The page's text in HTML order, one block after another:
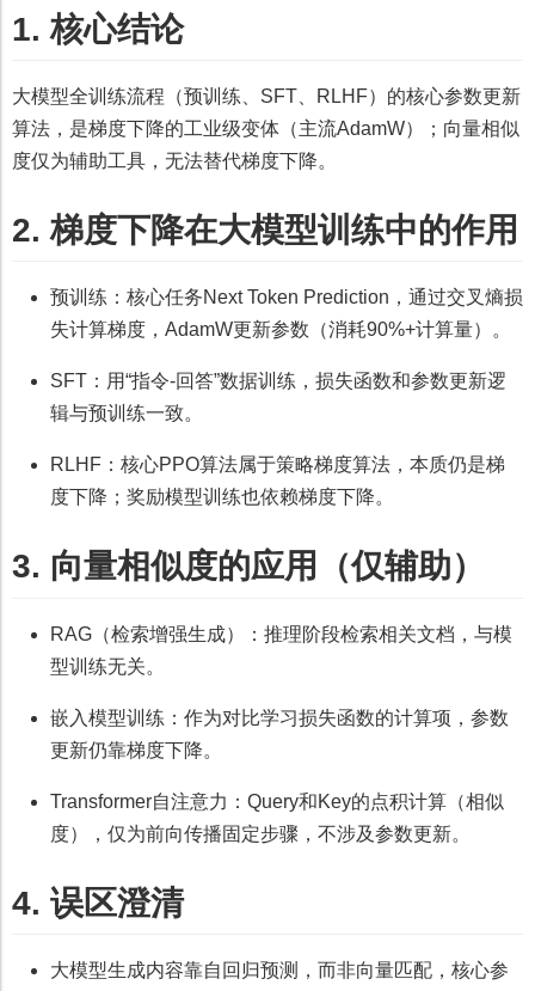
1. 核心结论
大模型全训练流程（预训练、SFT、RLHF）的核心参数更新
算法，是梯度下降的工业级变体（主流AdamW）；向量相似
度仅为辅助工具，无法替代梯度下降。
2. 梯度下降在大模型训练中的作用
预训练：核心任务Next Token Prediction，通过交叉熵损
失计算梯度，AdamW更新参数（消耗90%+计算量）。
SFT：用“指令-回答”数据训练，损失函数和参数更新逻
辑与预训练一致。
RLHF：核心PPO算法属于策略梯度算法，本质仍是梯
度下降；奖励模型训练也依赖梯度下降。
3. 向量相似度的应用（仅辅助）
RAG（检索增强生成）：推理阶段检索相关文档，与模
型训练无关。
嵌入模型训练：作为对比学习损失函数的计算项，参数
更新仍靠梯度下降。
Transformer自注意力：Query和Key的点积计算（相似
度），仅为前向传播固定步骤，不涉及参数更新。
4. 误区澄清
大模型生成内容靠自回归预测，而非向量匹配，核心参